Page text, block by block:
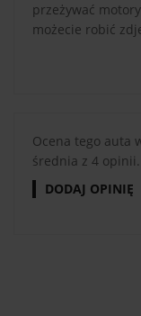
przeżywać
możecie robić
Ocena tego auta
średnia z 4 opinii.
DODAJ OPINIĘ